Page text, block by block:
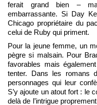
ferait grand bien –
embarrassante. Si Day
Chicago propriétaire du
celui de Ruby qui priment.
Pour la jeune femme, un
pègre si malsain. Pour
favorables mais
tenter. Dans les romans
personnages qui leur
S’y ajoute un atout fort : le
delà de l’intrigue